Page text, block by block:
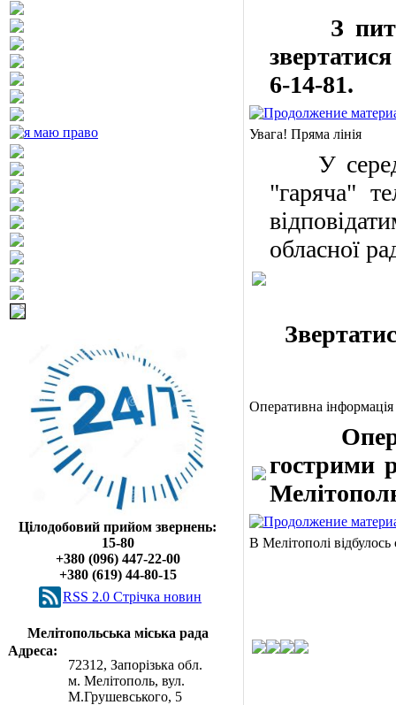
Цілодобовий прийом звернень:
15-80
+380 (096) 447-22-00
+380 (619) 44-80-15
RSS 2.0 Cтрічка новин
Мелітопольська міська рада
Адреса:
72312, Запорізька обл.
м. Мелітополь, вул.
М.Грушевського, 5
З
звертатися
6-14-81.
Увага! Пряма лінія
У
"гаряча"
обласної
Оперативна
гострими
В Мелітополі